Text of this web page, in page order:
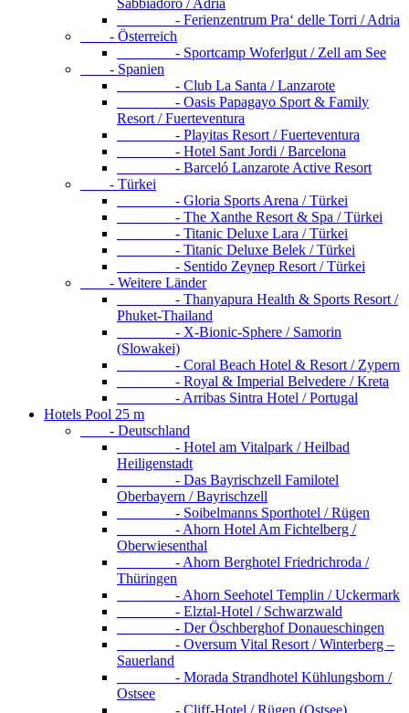
- Ferienzentrum Pra‘ delle Torri / Adria
- Österreich
- Sportcamp Woferlgut / Zell am See
- Spanien
- Club La Santa / Lanzarote
- Oasis Papagayo Sport & Family
Resort / Fuerteventura
- Playitas Resort / Fuerteventura
- Hotel Sant Jordi / Barcelona
- Barceló Lanzarote Active Resort
- Türkei
- Gloria Sports Arena / Türkei
- The Xanthe Resort & Spa / Türkei
- Titanic Deluxe Lara / Türkei
- Titanic Deluxe Belek / Türkei
- Sentido Zeynep Resort / Türkei
- Weitere Länder
- Thanyapura Health & Sports Resort /
Phuket-Thailand
- X-Bionic-Sphere / Samorin
(Slowakei)
- Coral Beach Hotel & Resort / Zypern
- Royal & Imperial Belvedere / Kreta
- Arribas Sintra Hotel / Portugal
Hotels Pool 25 m
- Deutschland
- Hotel am Vitalpark / Heilbad
Heiligenstadt
- Das Bayrischzell Familotel
Oberbayern / Bayrischzell
- Soibelmanns Sporthotel / Rügen
- Ahorn Hotel Am Fichtelberg /
Oberwiesenthal
- Ahorn Berghotel Friedrichroda /
Thüringen
- Ahorn Seehotel Templin / Uckermark
- Elztal-Hotel / Schwarzwald
- Der Öschberghof Donaueschingen
- Oversum Vital Resort / Winterberg –
Sauerland
- Morada Strandhotel Kühlungsborn /
Ostsee
- Cliff-Hotel / Rügen (Ostsee)